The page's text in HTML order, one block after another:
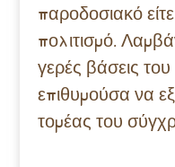
παροδοσιακό
πολιτισμό.
γερές βάσεις
επιθυμούσανα
τομέας του